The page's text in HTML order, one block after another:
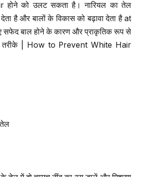
होने को उलट सकता है। नारियल का तेल
है और बालों के विकास को बढ़ावा देता है at
सफेद बाल होने के कारण और प्राकृतिक रूप से
| How to Prevent White Hair